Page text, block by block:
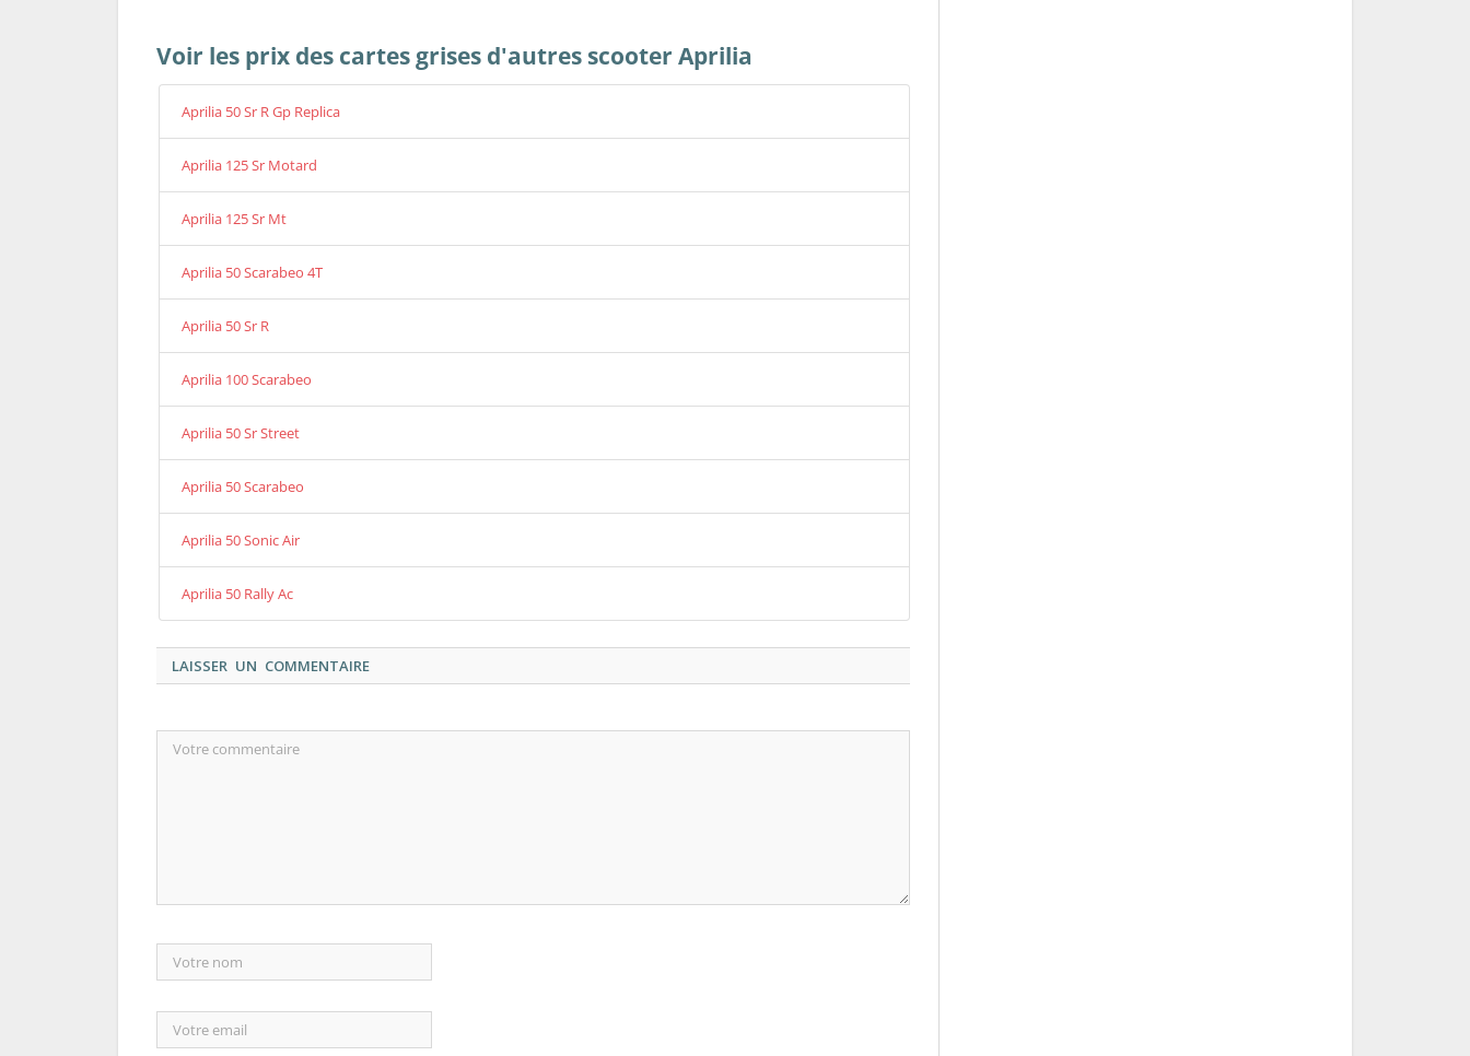
Voir les prix des cartes grises d'autres scooter Aprilia
Aprilia 50 Sr R Gp Replica
Aprilia 125 Sr Motard
Aprilia 125 Sr Mt
Aprilia 50 Scarabeo 4T
Aprilia 50 Sr R
Aprilia 100 Scarabeo
Aprilia 50 Sr Street
Aprilia 50 Scarabeo
Aprilia 50 Sonic Air
Aprilia 50 Rally Ac
LAISSER UN COMMENTAIRE